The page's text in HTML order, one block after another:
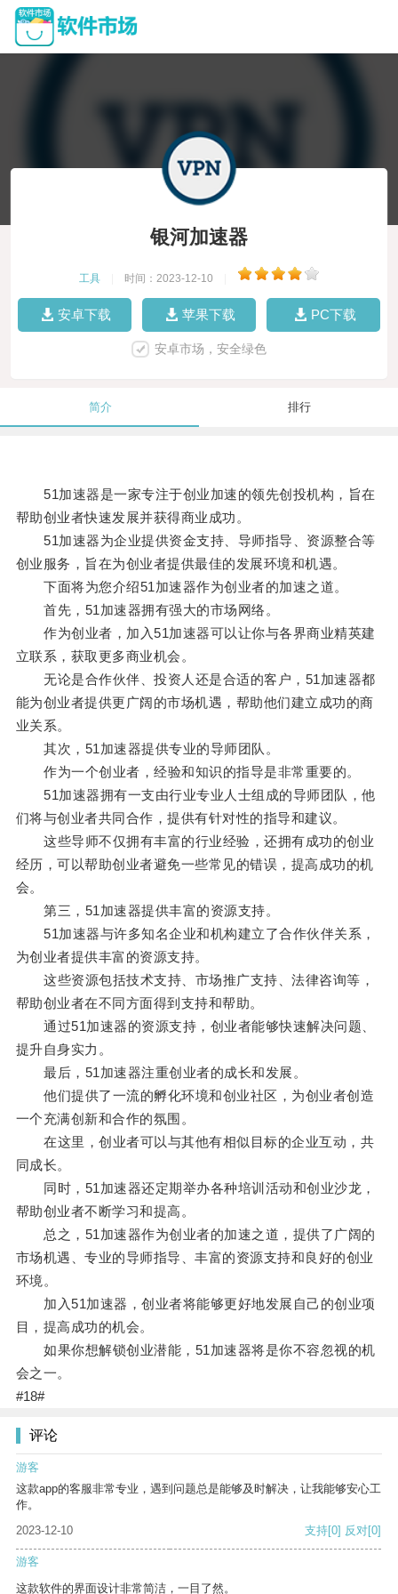
银河加速器
工具 时间：2023-12-10
安卓下载 苹果下载 PC下载
安卓市场，安全绿色
简介 排行
51加速器是一家专注于创业加速的领先创投机构，旨在
帮助创业者快速发展并获得商业成功。
51加速器为企业提供资金支持、导师指导、资源整合等
创业服务，旨在为创业者提供最佳的发展环境和机遇。
下面将为您介绍51加速器作为创业者的加速之道。
首先，51加速器拥有强大的市场网络。
作为创业者，加入51加速器可以让你与各界商业精英建
立联系，获取更多商业机会。
无论是合作伙伴、投资人还是合适的客户，51加速器都
能为创业者提供更广阔的市场机遇，帮助他们建立成功的商
业关系。
其次，51加速器提供专业的导师团队。
作为一个创业者，经验和知识的指导是非常重要的。
51加速器拥有一支由行业专业人士组成的导师团队，他
们将与创业者共同合作，提供有针对性的指导和建议。
这些导师不仅拥有丰富的行业经验，还拥有成功的创业
经历，可以帮助创业者避免一些常见的错误，提高成功的机
会。
第三，51加速器提供丰富的资源支持。
51加速器与许多知名企业和机构建立了合作伙伴关系，
为创业者提供丰富的资源支持。
这些资源包括技术支持、市场推广支持、法律咨询等，
帮助创业者在不同方面得到支持和帮助。
通过51加速器的资源支持，创业者能够快速解决问题、
提升自身实力。
最后，51加速器注重创业者的成长和发展。
他们提供了一流的孵化环境和创业社区，为创业者创造
一个充满创新和合作的氛围。
在这里，创业者可以与其他有相似目标的企业互动，共
同成长。
同时，51加速器还定期举办各种培训活动和创业沙龙，
帮助创业者不断学习和提高。
总之，51加速器作为创业者的加速之道，提供了广阔的
市场机遇、专业的导师指导、丰富的资源支持和良好的创业
环境。
加入51加速器，创业者将能够更好地发展自己的创业项
目，提高成功的机会。
如果你想解锁创业潜能，51加速器将是你不容忽视的机
会之一。
#18#
评论
游客
这款app的客服非常专业，遇到问题总是能够及时解决，让我能够安心工
作。
2023-12-10
支持[0] 反对[0]
游客
这款软件的界面设计非常简洁，一目了然。